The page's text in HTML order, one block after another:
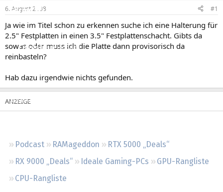
Forum
Aktuelles
Empfohlene Inhalte
Neueste Aktivitäten
Leserartikel
Podcast RAMageddon
RTX 5000 „Deals“
RX 9000 „Deals“
Ideale Gaming-PCs
GPU-Rangliste
CPU-Rangliste
l
e
r
t
a
m
6. August 2008 #1
Ja wie im Titel schon zu erkennen suche ich eine Halterung für
2.5" Festplatten in einen 3.5" Festplattenschacht. Gibts da
sowas oder muss ich die Platte dann provisorisch da
reinbasteln?
Hab dazu irgendwie nichts gefunden.